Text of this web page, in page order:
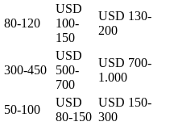
80-120
USD
100-
150
USD 130-
200
300-450
USD
500-
700
USD 700-
1.000
50-100
USD
80-150
USD 150-
300